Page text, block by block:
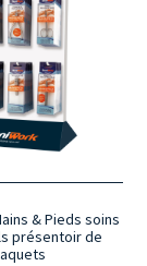
pieds.Fiabilité
résistants et
de
en matière de
: une
des mains et
& Pieds soins
présentoir de